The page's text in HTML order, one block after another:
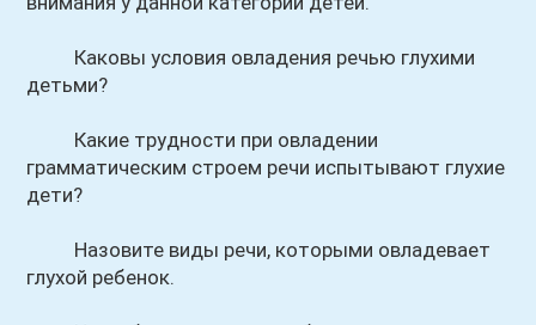
Каковы условия овладения речью глухими
детьми?
Какие трудности при овладении
грамматическим строем речи испытывают глухие
дети?
Назовите виды речи, которыми овладевает
глухой ребенок.